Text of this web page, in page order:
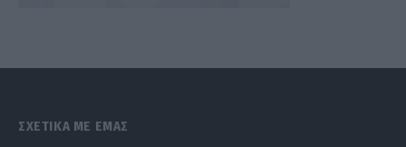
ΣΧΕΤΙΚΑ ΜΕ ΕΜΑΣ